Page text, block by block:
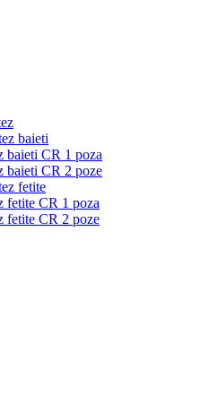
baieti
baieti CR 1 poza
baieti CR 2 poze
fetite
fetite CR 1 poza
fetite CR 2 poze